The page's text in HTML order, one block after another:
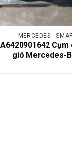
MERCEDES -
A6420901642 Cụm
gió Mercedes-